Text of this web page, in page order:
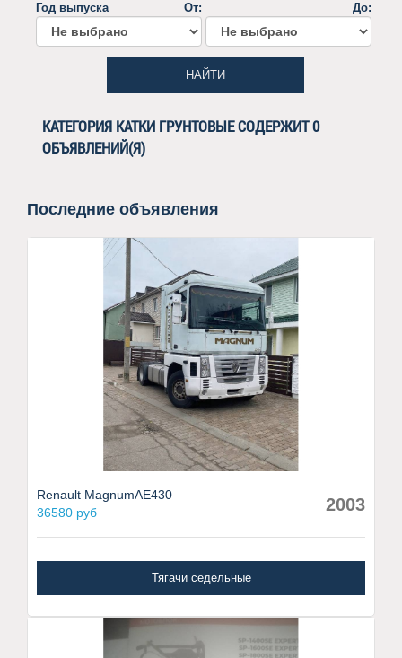
Год выпуска От: До:
НАЙТИ
КАТЕГОРИЯ КАТКИ ГРУНТОВЫЕ СОДЕРЖИТ 0
ОБЪЯВЛЕНИЙ(Я)
Последние объявления
Renault MagnumAE430
36580 руб
2003
Тягачи седельные